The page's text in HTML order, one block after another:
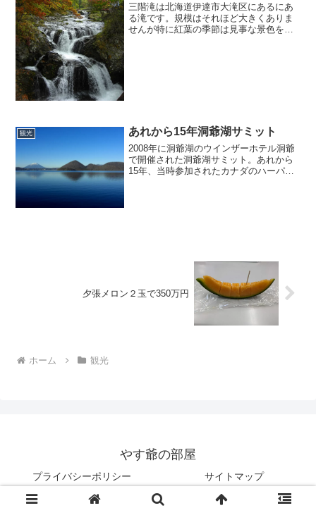
三階滝は北海道伊達市大滝区にあるにあ
る滝です。規模はそれほど大きくありま
せんが特に紅葉の季節は見事な景色を楽
観光 あれから15年洞爺湖サミット
2008年に洞爺湖のウインザーホテル洞爺
で開催された洞爺湖サミット。あれから
15年、当時参加されたカナダのハーパー
夕張メロン２玉で350万円
ホーム 観光
やす爺の部屋
プライバシーポリシー サイトマップ
© 2023 やす爺の部屋.